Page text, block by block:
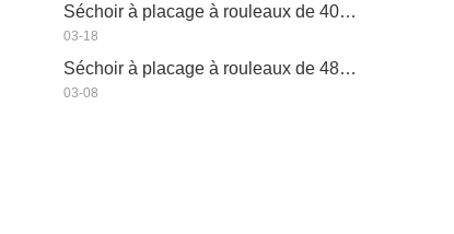
Séchoir à placage à rouleaux de 40m 2 ponts en Indonésie
03-18
Séchoir à placage à rouleaux de 48m 2 ponts au Laos
03-08